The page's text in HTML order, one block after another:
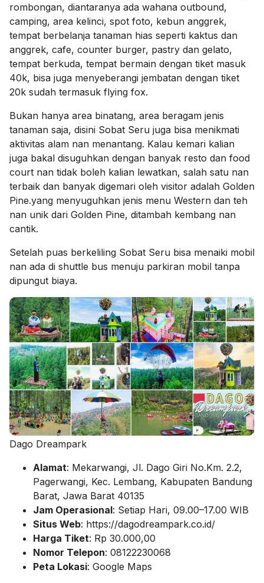
rombongan, diantaranya ada wahana outbound,
camping, area kelinci, spot foto, kebun anggrek,
tempat berbelanja tanaman hias seperti kaktus dan
anggrek, cafe, counter burger, pastry dan gelato,
tempat berkuda, tempat bermain dengan tiket masuk
40k, bisa juga menyeberangi jembatan dengan tiket
20k sudah termasuk flying fox.
Bukan hanya area binatang, area beragam jenis
tanaman saja, disini Sobat Seru juga bisa menikmati
aktivitas alam nan menantang. Kalau kemari kalian
juga bakal disuguhkan dengan banyak resto dan food
court nan tidak boleh kalian lewatkan, salah satu nan
terbaik dan banyak digemari oleh visitor adalah Golden
Pine.yang menyuguhkan jenis menu Western dan teh
nan unik dari Golden Pine, ditambah kembang nan
cantik.
Setelah puas berkeliling Sobat Seru bisa menaiki mobil
nan ada di shuttle bus menuju parkiran mobil tanpa
dipungut biaya.
Dago Dreampark
Alamat: Mekarwangi, Jl. Dago Giri No.Km. 2.2,
Pagerwangi, Kec. Lembang, Kabupaten Bandung
Barat, Jawa Barat 40135
Jam Operasional: Setiap Hari, 09.00–17.00 WIB
Situs Web: https://dagodreampark.co.id/
Harga Tiket: Rp 30.000,00
Nomor Telepon: 08122230068
Peta Lokasi: Google Maps